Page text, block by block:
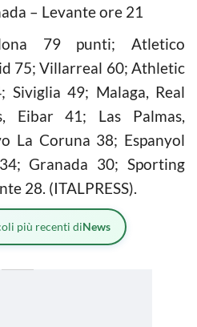
– Levante ore 21
79 punti; Atletico
75; Villarreal 60; Athletic
Siviglia 49; Malaga, Real
Eibar 41; Las Palmas,
La Coruna 38; Espanyol
Granada 30; Sporting
28. (ITALPRESS).
più recenti diNews